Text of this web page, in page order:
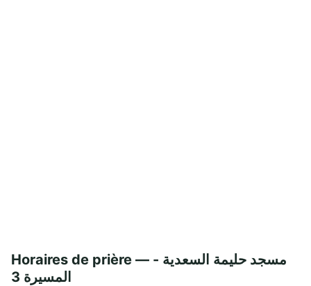
Horaires de prière — مسجد حليمة السعدية -
المسيرة 3